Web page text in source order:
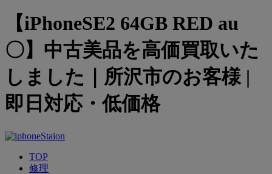
【iPhoneSE2 64GB RED au
〇】中古美品を高価買取いた
しました｜所沢市のお客様 |
即日対応・低価格
TOP
修理